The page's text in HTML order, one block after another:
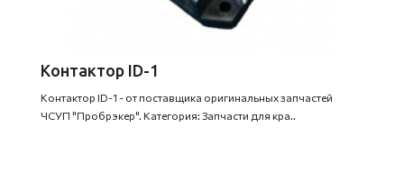
Контактор ID-1
Контактор ID-1 - от поставщика оригинальных запчастей
ЧСУП "Пробрэкер". Категория: Запчасти для кра..